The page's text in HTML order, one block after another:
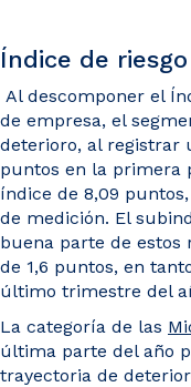
Índice de
Al descomponer el
de empresa, el
deterioro, al registrar
puntos en la primera
índice de 8,09
de medición. El
buena parte de estos
de 1,6 puntos, en
último trimestre del
La categoría de las
última parte del año
trayectoria de